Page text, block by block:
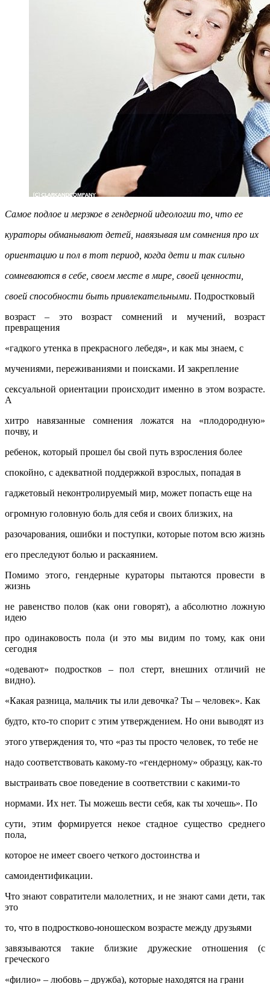
Самое подлое и мерзкое в гендерной идеологии то, что ее
кураторы обманывают детей, навязывая им сомнения про их
ориентацию и пол в тот период, когда дети и так сильно
сомневаются в себе, своем месте в мире, своей ценности,
своей способности быть привлекательными. Подростковый
возраст – это возраст сомнений и мучений, возраст
превращения
«гадкого утенка в прекрасного лебедя», и как мы знаем, с
мучениями, переживаниями и поисками. И закрепление
сексуальной ориентации происходит именно в этом возрасте.
А
хитро навязанные сомнения ложатся на «плодородную»
почву, и
ребенок, который прошел бы свой путь взросления более
спокойно, с адекватной поддержкой взрослых, попадая в
гаджетовый неконтролируемый мир, может попасть еще на
огромную головную боль для себя и своих близких, на
разочарования, ошибки и поступки, которые потом всю жизнь
его преследуют болью и раскаянием.
Помимо этого, гендерные кураторы пытаются провести в
жизнь
не равенство полов (как они говорят), а абсолютно ложную
идею
про одинаковость пола (и это мы видим по тому, как они
сегодня
«одевают» подростков – пол стерт, внешних отличий не
видно).
«Какая разница, мальчик ты или девочка? Ты – человек». Как
будто, кто-то спорит с этим утверждением. Но они выводят из
этого утверждения то, что «раз ты просто человек, то тебе не
надо соответствовать какому-то «гендерному» образцу, как-то
выстраивать свое поведение в соответствии с какими-то
нормами. Их нет. Ты можешь вести себя, как ты хочешь». По
сути, этим формируется некое стадное существо среднего
пола,
которое не имеет своего четкого достоинства и
самоидентификации.
Что знают совратители малолетних, и не знают сами дети, так
это
то, что в подростково-юношеском возрасте между друзьями
завязываются такие близкие дружеские отношения (с
греческого
«филио» – любовь – дружба), которые находятся на грани